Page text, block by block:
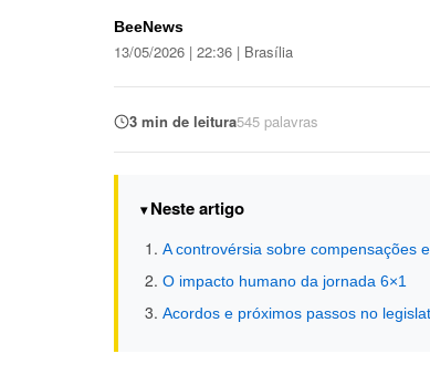
BeeNews
13/05/2026 | 22:36 | Brasília
3 min de leitura545 palavras
Neste artigo
A controvérsia sobre compensações
O impacto humano da jornada 6×1
Acordos e próximos passos no